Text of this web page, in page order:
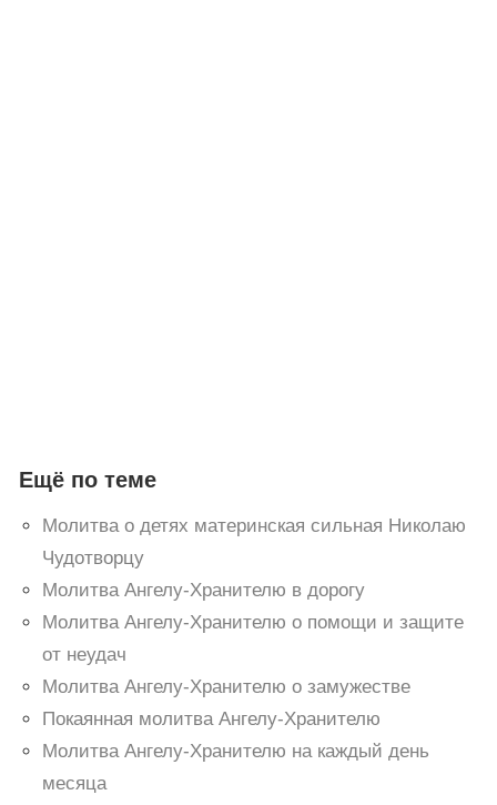
Ещё по теме
Молитва о детях материнская сильная Николаю
Чудотворцу
Молитва Ангелу-Хранителю в дорогу
Молитва Ангелу-Хранителю о помощи и защите
от неудач
Молитва Ангелу-Хранителю о замужестве
Покаянная молитва Ангелу-Хранителю
Молитва Ангелу-Хранителю на каждый день
месяца